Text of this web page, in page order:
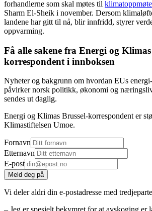
forhandlerne som skal møtes til
Sharm El-Sheik i november. Dersom
landene har gitt til nå, blir innfridd, styrer
oppvarming.
Få alle sakene fra Energi og
korrespondent i innboksen
Nyheter og bakgrunn om hvordan EUs
påvirker norsk politikk, økonomi og
sendes ut daglig.
Energi og Klimas Brussel-korrespondent er
Klimastiftelsen Umoe.
Fornavn
Etternavn
E-post
Meld deg på
Vi deler aldri din e-postadresse med